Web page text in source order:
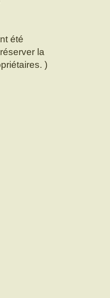
été
la
)